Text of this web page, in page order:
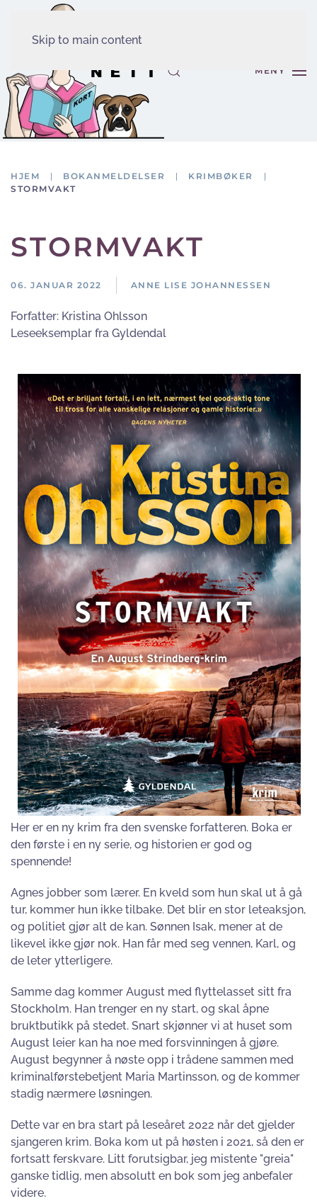
Skip to main content
MENY
HJEM BOKANMELDELSER
KRIMBØKER
STORMVAKT
STORMVAKT
06. JANUAR 2022 ANNE LISE JOHANNESSEN
Forfatter: Kristina Ohlsson
Leseeksemplar fra Gyldendal
Her er en ny krim fra den svenske forfatteren. Boka er
den første i en ny serie, og historien er god og
spennende!
Agnes jobber som lærer. En kveld som hun skal ut å gå
tur, kommer hun ikke tilbake. Det blir en stor leteaksjon,
og politiet gjør alt de kan. Sønnen Isak, mener at de
likevel ikke gjør nok. Han får med seg vennen, Karl, og
de leter ytterligere.
Samme dag kommer August med flyttelasset sitt fra
Stockholm. Han trenger en ny start, og skal åpne
bruktbutikk på stedet. Snart skjønner vi at huset som
August leier kan ha noe med forsvinningen å gjøre.
August begynner å nøste opp i trådene sammen med
kriminalførstebetjent Maria Martinsson, og de kommer
stadig nærmere løsningen.
Dette var en bra start på leseåret 2022 når det gjelder
sjangeren krim. Boka kom ut på høsten i 2021, så den er
fortsatt ferskvare. Litt forutsigbar, jeg mistente "greia"
ganske tidlig, men absolutt en bok som jeg anbefaler
videre.